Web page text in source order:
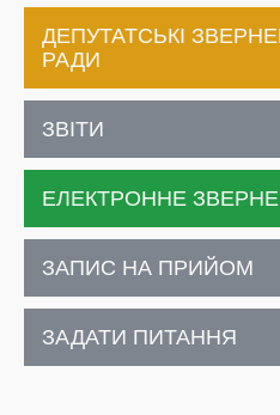
ДЕПУТАТСЬКІ
РАДИ
ЗВІТИ
ЕЛЕКТРОННЕ
ЗАПИС НА ПРИЙОМ
ЗАДАТИ ПИТАННЯ